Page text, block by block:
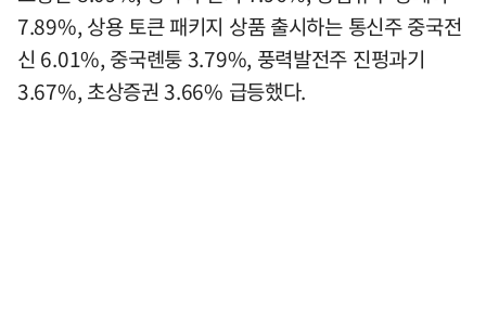
7.89%, 상용 토큰 패키지 상품 출시하는 통신주 중국전
신 6.01%, 중국롄퉁 3.79%, 풍력발전주 진펑과기
3.67%, 초상증권 3.66% 급등했다.